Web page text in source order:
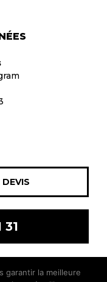
31
garantir la meilleure